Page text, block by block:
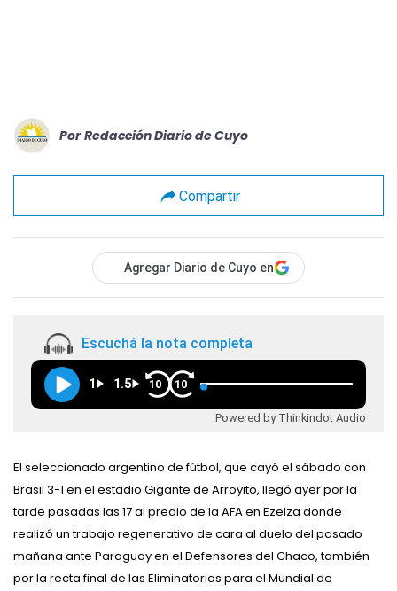
Por Redacción Diario de Cuyo
Compartir
Agregar Diario de Cuyo en
Escuchá la nota completa
1 1.5 10 10
Powered by Thinkindot Audio
El seleccionado argentino de fútbol, que cayó el sábado con
Brasil 3-1 en el estadio Gigante de Arroyito, llegó ayer por la
tarde pasadas las 17 al predio de la AFA en Ezeiza donde
realizó un trabajo regenerativo de cara al duelo del pasado
mañana ante Paraguay en el Defensores del Chaco, también
por la recta final de las Eliminatorias para el Mundial de